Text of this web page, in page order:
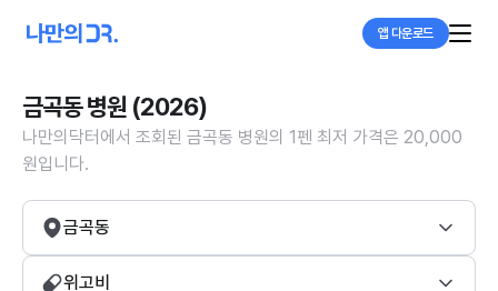
앱 다운로드
금곡동 병원 (2026)
나만의닥터에서 조회된 금곡동 병원의 1펜 최저 가격은 20,000
원입니다.
금곡동
위고비